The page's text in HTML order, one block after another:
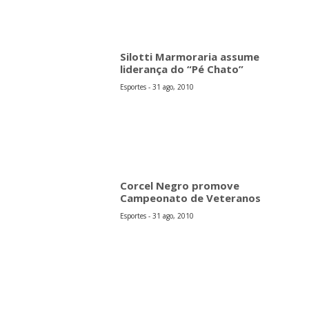
Silotti Marmoraria assume
liderança do “Pé Chato”
Esportes - 31 ago, 2010
Corcel Negro promove
Campeonato de Veteranos
Esportes - 31 ago, 2010